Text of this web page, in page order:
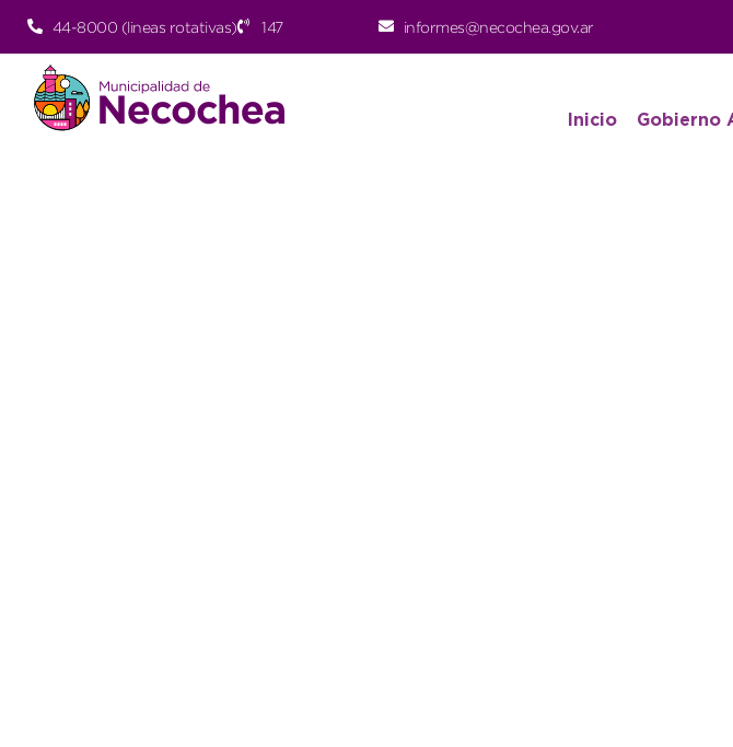
44-8000 (lineas rotativas) 147 informes@necochea.gov.ar
Inicio Gobierno